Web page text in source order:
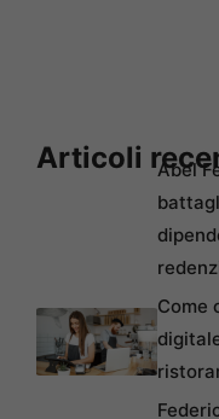
Articoli
Abel
Come